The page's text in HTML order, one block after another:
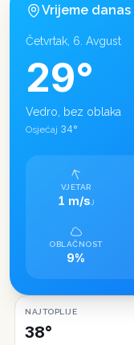
Vrijeme danas
Četvrtak, 6. Avgust
29°
Vedro, bez oblaka
Osjećaj 34°
VJETAR
1 m/s J
OBLAČNOST
9%
NAJTOPLIJE
38°